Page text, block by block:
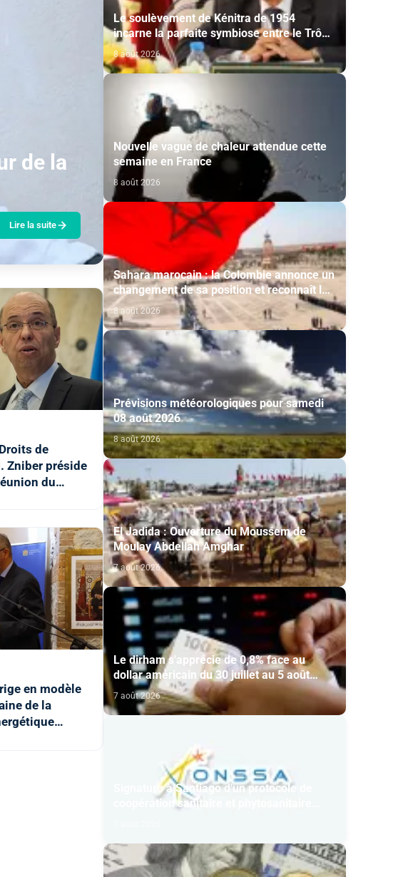
de la
Lire la suite
de
Zniber préside
du
en modèle
de la
Le soulèvement de Kénitra de 1954
incarne la parfaite symbiose entre le Trône
et le peuple et l’unité de volonté et de
destin (M. El Ktiri)
8 août 2026
Nouvelle vague de chaleur attendue cette
semaine en France
8 août 2026
Sahara marocain : la Colombie annonce un
changement de sa position et reconnaît la
souveraineté du Maroc sur son Sahara
8 août 2026
Prévisions météorologiques pour samedi
08 août 2026
8 août 2026
El Jadida : Ouverture du Moussem de
Moulay Abdellah Amghar
7 août 2026
Le dirham s'apprécie de 0,8% face au
dollar américain du 30 juillet au 5 août
(BAM)
7 août 2026
Signature à Santiago d'un protocole de
coopération sanitaire et phytosanitaire